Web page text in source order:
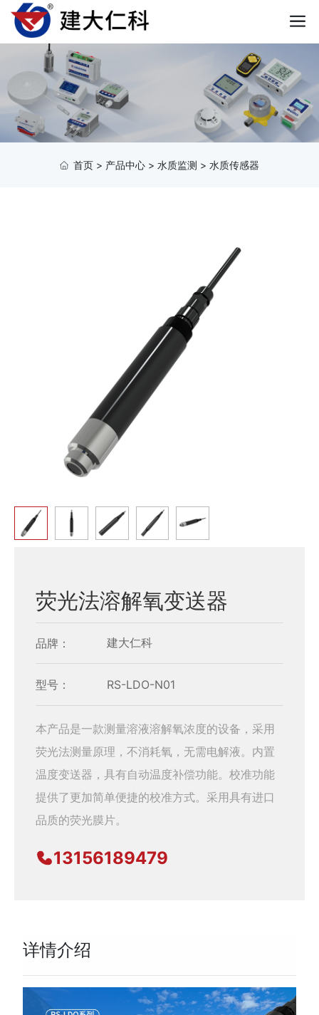
首页 > 产品中心 > 水质监测 > 水质传感器
荧光法溶解氧变送器
品牌： 建大仁科
型号： RS-LDO-N01
本产品是一款测量溶液溶解氧浓度的设备，采用
荧光法测量原理，不消耗氧，无需电解液。内置
温度变送器，具有自动温度补偿功能。校准功能
提供了更加简单便捷的校准方式。采用具有进口
品质的荧光膜片。
13156189479
详情介绍